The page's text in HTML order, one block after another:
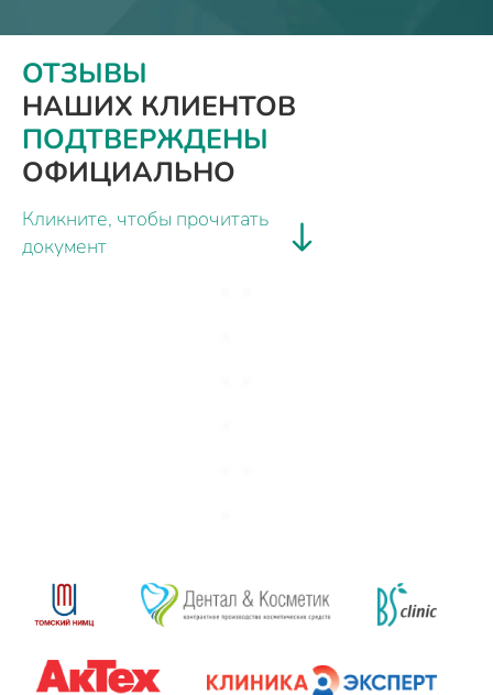
ОТЗЫВЫ
НАШИХ КЛИЕНТОВ
ПОДТВЕРЖДЕНЫ
ОФИЦИАЛЬНО
Кликните, чтобы прочитать
документ